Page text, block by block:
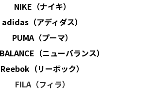
NIKE（ナイキ）
adidas（アディダス）
PUMA（プーマ）
（ニューバランス）
Reebok（リーボック）
FILA（フィラ）